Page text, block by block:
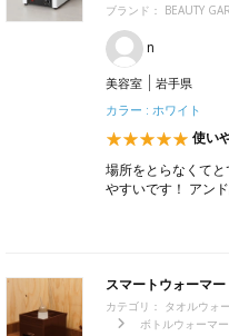
ブランド： BEAUTY
n
美容室
岩手県
カラー : ホワイト
使い
場所をとらなくて
やすいです！ アン
スマートウォーマー
カテゴリ： タオルウォ
ボトルウォーマー